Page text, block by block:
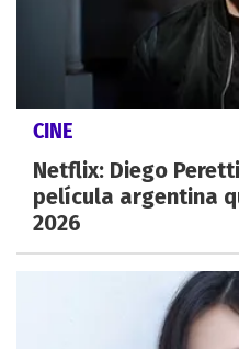
CINE
Netflix: Diego
película argentina
2026